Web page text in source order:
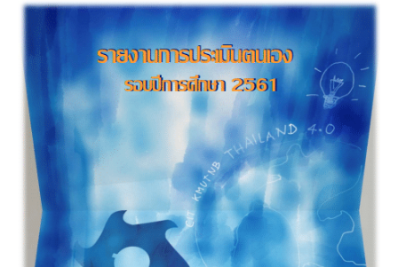
รายงานการประเมินตนเอง รอบปีการศึกษา 2561